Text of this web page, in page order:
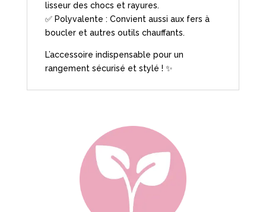
lisseur des chocs et rayures.
✅ Polyvalente : Convient aussi aux fers à
boucler et autres outils chauffants.
L’accessoire indispensable pour un
rangement sécurisé et stylé ! ✨